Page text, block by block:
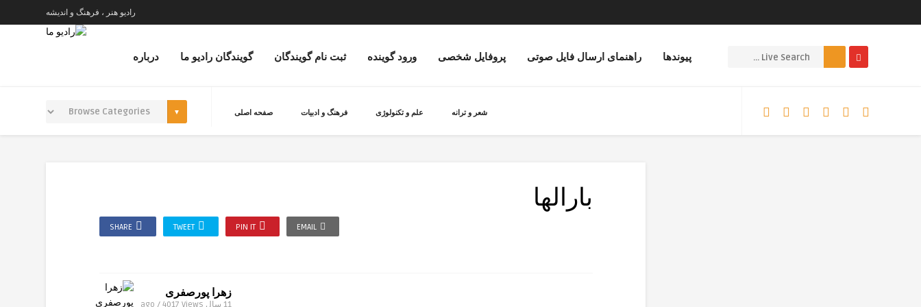
رادیو هنر ، فرهنگ و اندیشه
درباره گویندگان رادیو ما ثبت نام گویندگان ورود گوینده پروفایل شخصی راهنمای ارسال فایل صوتی پیوندها
صفحه اصلی فرهنگ و ادبیات علم و تکنولوژی شعر و ترانه
بارالها
SHARE TWEET PIN IT EMAIL
زهرا پورصفری
11 سال ago / 4017 Views